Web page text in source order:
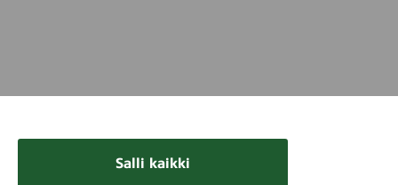
Salli kaikki